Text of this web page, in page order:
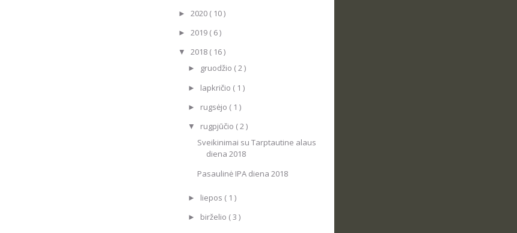
► 2020 ( 10 )
► 2019 ( 6 )
▼ 2018 ( 16 )
► gruodžio ( 2 )
► lapkričio ( 1 )
► rugsėjo ( 1 )
▼ rugpjūčio ( 2 )
Sveikinimai su Tarptautine alaus
diena 2018
Pasaulinė IPA diena 2018
► liepos ( 1 )
► birželio ( 3 )